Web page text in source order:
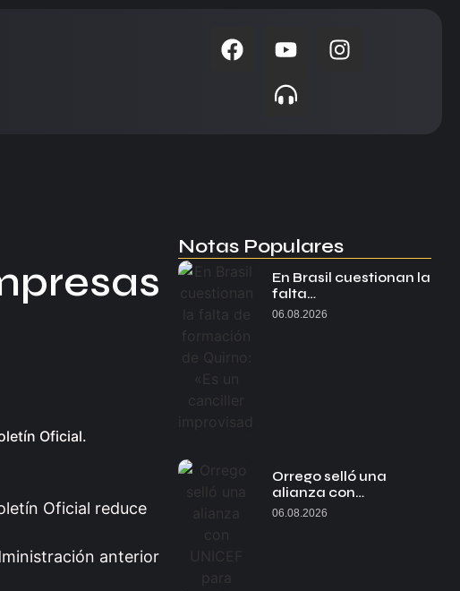
Oficial.
Oficial reduce
anterior
Notas Populares
En Brasil cuestionan la
falta…
06.08.2026
Orrego selló una
alianza con…
06.08.2026